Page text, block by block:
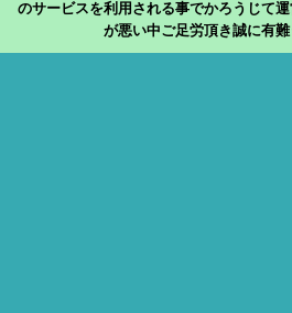
のサービスを利用される事でかろうじて
が悪い中ご足労頂き誠に有難